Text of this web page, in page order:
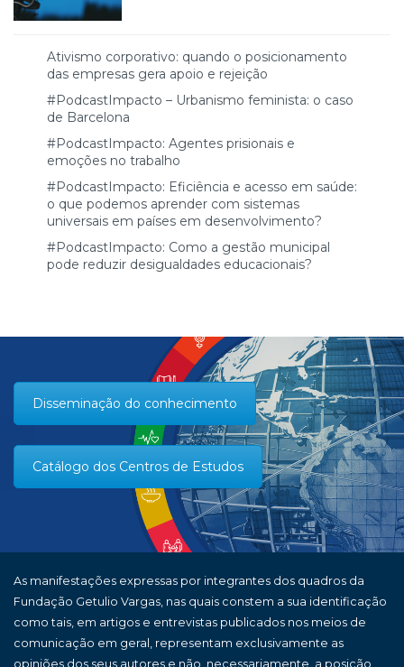
Ativismo corporativo: quando o posicionamento
das empresas gera apoio e rejeição
#PodcastImpacto – Urbanismo feminista: o caso
de Barcelona
#PodcastImpacto: Agentes prisionais e
emoções no trabalho
#PodcastImpacto: Eficiência e acesso em saúde:
o que podemos aprender com sistemas
universais em países em desenvolvimento?
#PodcastImpacto: Como a gestão municipal
pode reduzir desigualdades educacionais?
Disseminação do conhecimento
Catálogo dos Centros de Estudos
As manifestações expressas por integrantes dos quadros da
Fundação Getulio Vargas, nas quais constem a sua identificação
como tais, em artigos e entrevistas publicados nos meios de
comunicação em geral, representam exclusivamente as
opiniões dos seus autores e não, necessariamente, a posição